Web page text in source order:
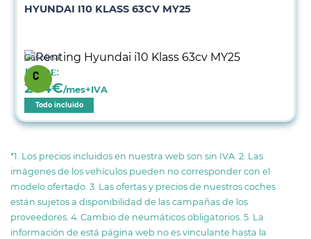
HYUNDAI I10 KLASS 63CV MY25
Gasolina
Desde:
264€/mes+IVA
Todo incluido
*1. Los precios incluidos en nuestra web son sin IVA. 2. Las
imágenes de los vehículos pueden no corresponder con el
modelo ofertado. 3. Las ofertas y precios de nuestros coches
están sujetos a disponibilidad de las campañas de los
proveedores. 4. Cambio de neumáticos obligatorios. 5. La
información de está página web no es vinculante hasta la